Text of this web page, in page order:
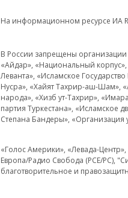
На информационном ресурсе ИА
В России запрещены организации
«Айдар», «Национальный корпус»,
Леванта», «Исламское
Нусра», «Хайят Тахрир-аш-Шам»,
народа», «Хизб ут-Тахрир»,
партия Туркестана», «Исламское
Степана Бандеры»,
«Голос Америки», «Левада-
Европа/Радио Свобода (PCE/PC),
благотворительное и